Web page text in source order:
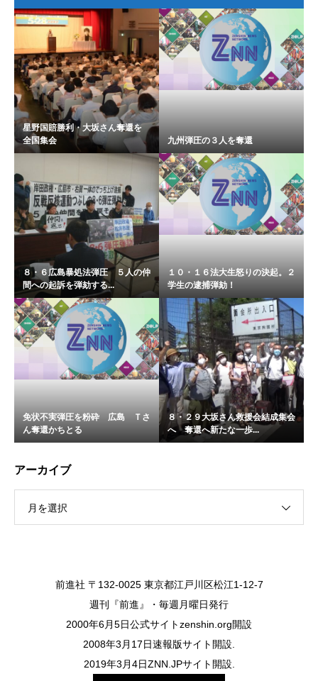
星野国賠勝利・大坂さん奪還を
全国集会
九州弾圧の３人を奪還
８・６広島暴処法弾圧 ５人の仲
間への起訴を弾劾する...
１０・１６法大生怒りの決起。２
学生の逮捕弾劾！
免状不実弾圧を粉砕 広島 Ｔさ
ん奪還かちとる
８・２９大坂さん救援会結成集会
へ 奪還へ新たな一歩...
アーカイブ
月を選択
前進社 〒132-0025 東京都江戸川区松江1-12-7
週刊『前進』・毎週月曜日発行
2000年6月5日公式サイトzenshin.org開設
2008年3月17日速報版サイト開設.
2019年3月4日ZNN.JPサイト開設.